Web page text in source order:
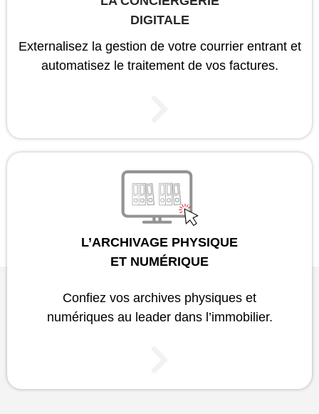
DIGITALE
Externalisez la gestion de votre courrier entrant et
automatisez le traitement de vos factures.
L’ARCHIVAGE PHYSIQUE
ET NUMÉRIQUE
Confiez vos archives physiques et
numériques au leader dans l’immobilier.